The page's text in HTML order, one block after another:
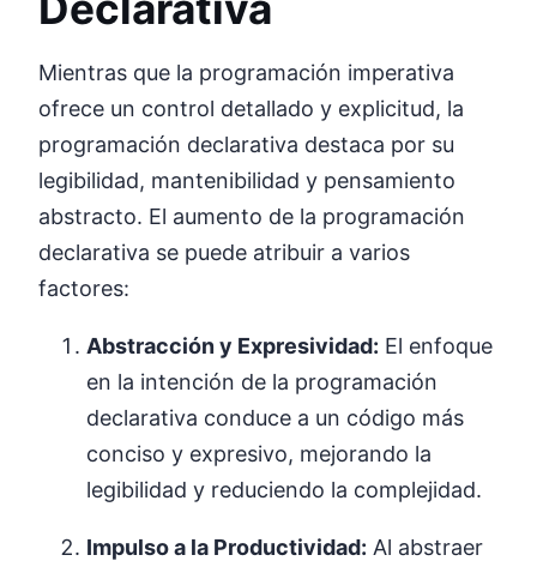
Mientras que la programación imperativa
ofrece un control detallado y explicitud, la
programación declarativa destaca por su
legibilidad, mantenibilidad y pensamiento
abstracto. El aumento de la programación
declarativa se puede atribuir a varios
factores:
Abstracción y Expresividad: El enfoque
en la intención de la programación
declarativa conduce a un código más
conciso y expresivo, mejorando la
legibilidad y reduciendo la complejidad.
Impulso a la Productividad: Al abstraer